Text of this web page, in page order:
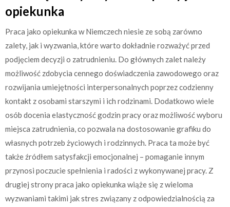
opiekunka
Praca jako opiekunka w Niemczech niesie ze sobą zarówno
zalety, jak i wyzwania, które warto dokładnie rozważyć przed
podjęciem decyzji o zatrudnieniu. Do głównych zalet należy
możliwość zdobycia cennego doświadczenia zawodowego oraz
rozwijania umiejętności interpersonalnych poprzez codzienny
kontakt z osobami starszymi i ich rodzinami. Dodatkowo wiele
osób docenia elastyczność godzin pracy oraz możliwość wyboru
miejsca zatrudnienia, co pozwala na dostosowanie grafiku do
własnych potrzeb życiowych i rodzinnych. Praca ta może być
także źródłem satysfakcji emocjonalnej – pomaganie innym
przynosi poczucie spełnienia i radości z wykonywanej pracy. Z
drugiej strony praca jako opiekunka wiąże się z wieloma
wyzwaniami takimi jak stres związany z odpowiedzialnością za